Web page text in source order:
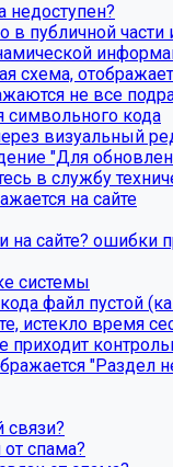
недоступен?
в публичной части
схема,
не все
символьного кода
визуальный
"Для
в службу
на сайте
на сайте?
системы
файл пустой
истекло время
"Раздел
спама?